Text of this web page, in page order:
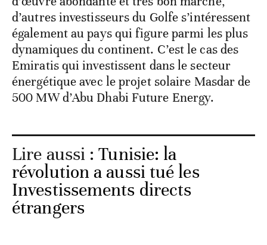
d’autres investisseurs du Golfe s’intéressent
également au pays qui figure parmi les plus
dynamiques du continent. C’est le cas des
Emiratis qui investissent dans le secteur
énergétique avec le projet solaire Masdar de
500 MW d’Abu Dhabi Future Energy.
Lire aussi :Tunisie: la
révolution a aussi tué les
Investissements directs
étrangers